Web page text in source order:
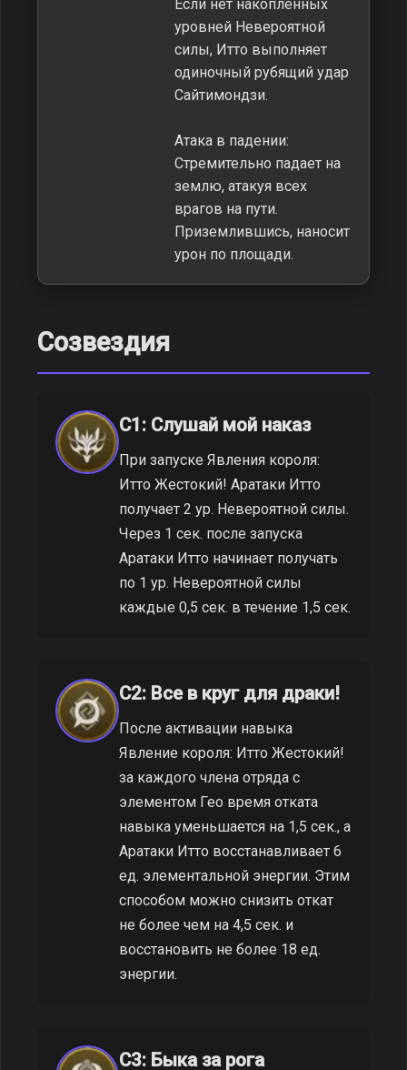
Если нет накопленных
уровней Невероятной
силы, Итто выполняет
одиночный рубящий удар
Сайтимондзи.
Атака в падении:
Стремительно падает на
землю, атакуя всех
врагов на пути.
Приземлившись, наносит
урон по площади.
Созвездия
C1: Слушай мой наказ
При запуске Явления короля:
Итто Жестокий! Аратаки Итто
получает 2 ур. Невероятной силы.
Через 1 сек. после запуска
Аратаки Итто начинает получать
по 1 ур. Невероятной силы
каждые 0,5 сек. в течение 1,5 сек.
C2: Все в круг для драки!
После активации навыка
Явление короля: Итто Жестокий!
за каждого члена отряда с
элементом Гео время отката
навыка уменьшается на 1,5 сек., а
Аратаки Итто восстанавливает 6
ед. элементальной энергии. Этим
способом можно снизить откат
не более чем на 4,5 сек. и
восстановить не более 18 ед.
энергии.
C3: Быка за рога